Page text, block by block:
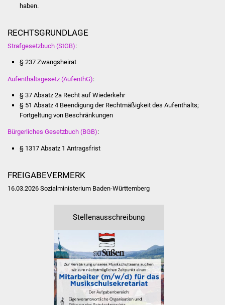
Stadtfest
Zehntscheuer
Bürgerhaus
Kulturhalle
haben.
RECHTSGRUNDLAGE
Strafgesetzbuch (StGB):
§ 237 Zwangsheirat
Aufenthaltsgesetz (AufenthG):
§ 37 Absatz 2a Recht auf Wiederkehr
§ 51 Absatz 4 Beendigung der Rechtmäßigkeit des Aufenthalts;
Fortgeltung von Beschränkungen
Bürgerliches Gesetzbuch (BGB):
§ 1317 Absatz 1 Antragsfrist
FREIGABEVERMERK
16.03.2026 Sozialministerium Baden-Württemberg
Stellenausschreibung